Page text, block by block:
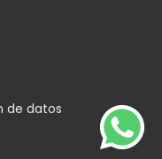
de datos